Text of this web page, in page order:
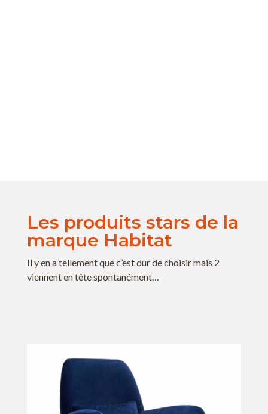
Les produits stars de la
marque Habitat
Il y en a tellement que c’est dur de choisir mais 2
viennent en tête spontanément…